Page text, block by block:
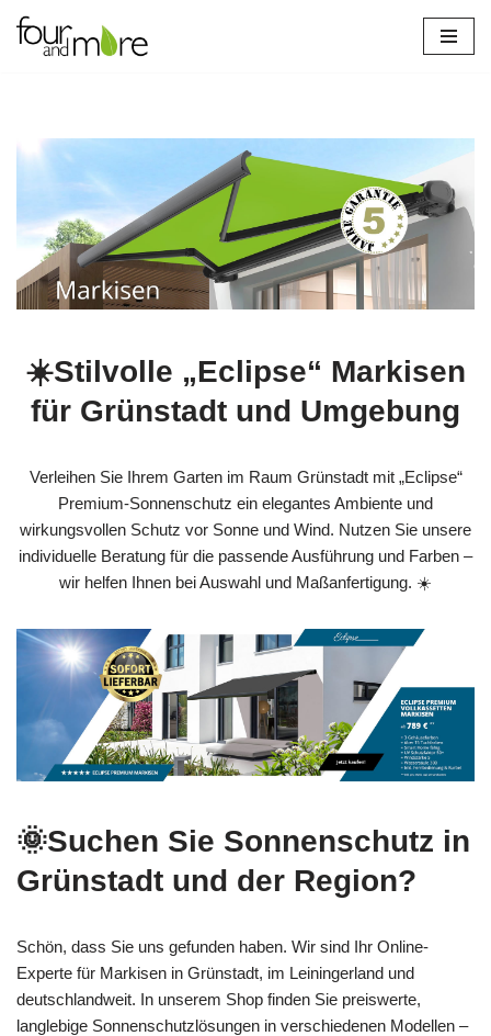
Zum
☀️Stilvolle „Eclipse“ Markisen
für Grünstadt und Umgebung
Verleihen Sie Ihrem Garten im Raum Grünstadt mit „Eclipse“
Premium-Sonnenschutz ein elegantes Ambiente und
wirkungsvollen Schutz vor Sonne und Wind. Nutzen Sie unsere
individuelle Beratung für die passende Ausführung und Farben –
wir helfen Ihnen bei Auswahl und Maßanfertigung. ☀️
🌞Suchen Sie Sonnenschutz in
Grünstadt und der Region?
Schön, dass Sie uns gefunden haben. Wir sind Ihr Online-
Experte für Markisen in Grünstadt, im Leiningerland und
deutschlandweit. In unserem Shop finden Sie preiswerte,
langlebige Sonnenschutzlösungen in verschiedenen Modellen –